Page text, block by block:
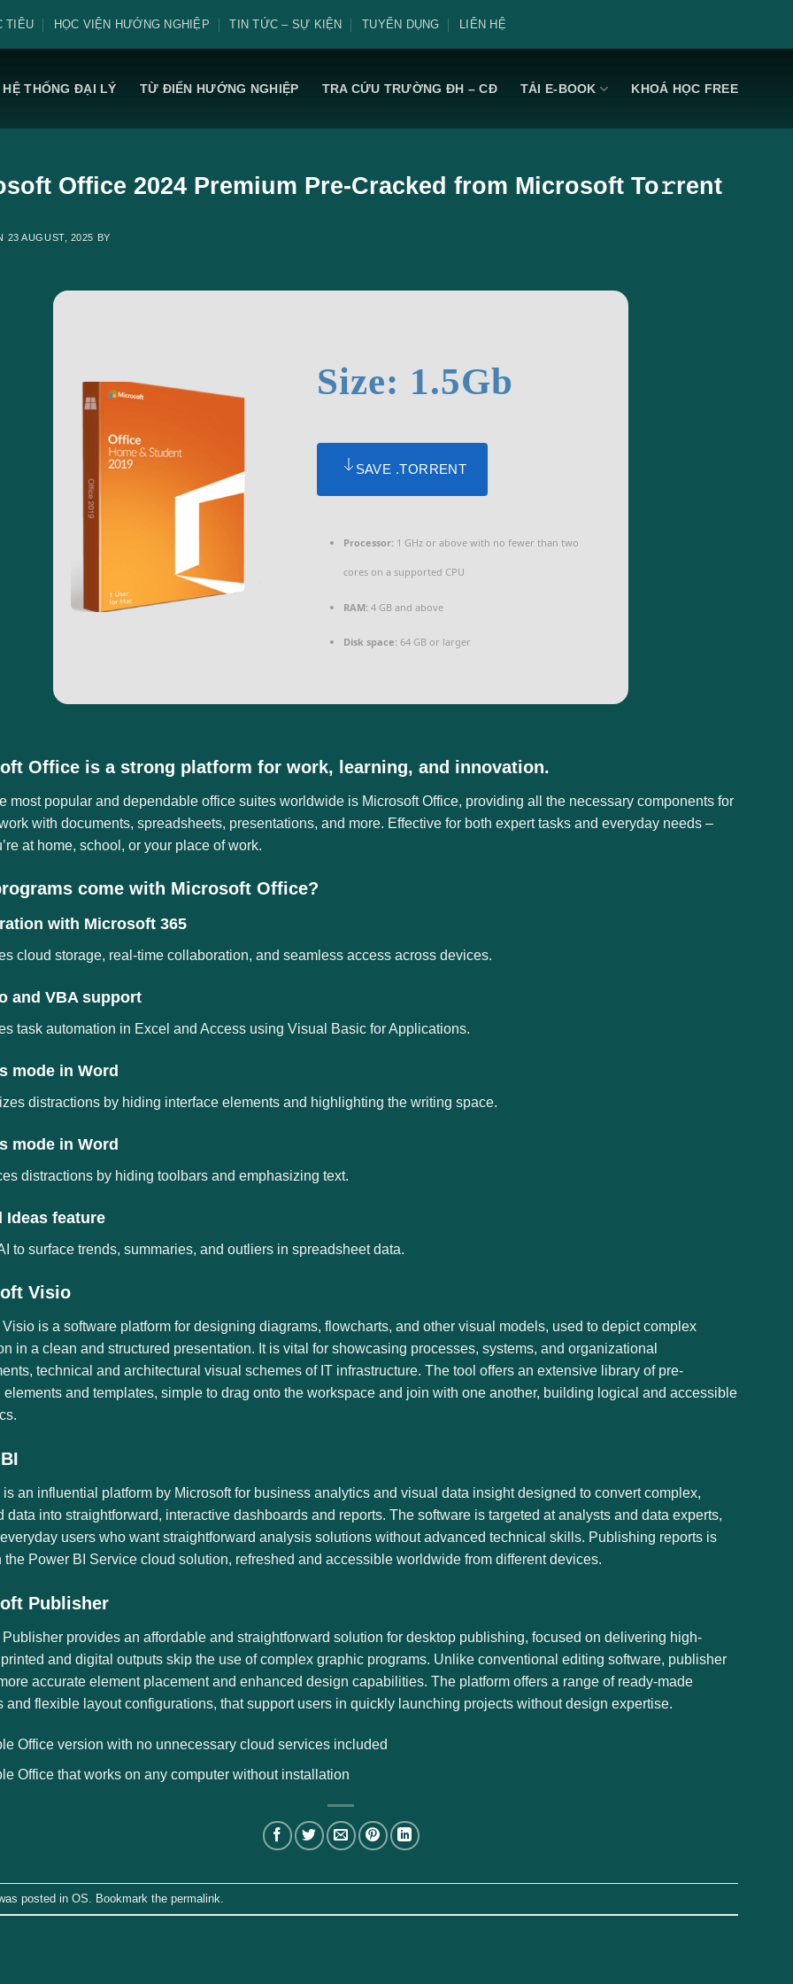
TIÊU HỌC VIỆN HƯỚNG NGHIỆP TIN TỨC – SỰ KIỆN TUYỂN DỤNG LIÊN HỆ
HỆ THỐNG ĐẠI LÝ TỪ ĐIỂN HƯỚNG NGHIỆP TRA CỨU TRƯỜNG ĐH – CĐ TẢI E-BOOK KHOÁ HỌC FREE
Office 2024 Premium Pre-Cracked from Microsoft To𝚛rent
23 AUGUST, 2025 BY
Size: 1.5Gb
SAVE .TORRENT
Processor:1 GHz or above with no fewer than two
cores on a supported CPU
RAM:4 GB and above
Disk space:64 GB or larger
Office is a strong platform for work, learning, and innovation.
most popular and dependable office suites worldwide is Microsoft Office, providing all the necessary components for
with documents, spreadsheets, presentations, and more. Effective for both expert tasks and everyday needs –
at home, school, or your place of work.
come with Microsoft Office?
with Microsoft 365
cloud storage, real-time collaboration, and seamless access across devices.
and VBA support
task automation in Excel and Access using Visual Basic for Applications.
mode in Word
distractions by hiding interface elements and highlighting the writing space.
mode in Word
distractions by hiding toolbars and emphasizing text.
Ideas feature
to surface trends, summaries, and outliers in spreadsheet data.
Visio
Visio is a software platform for designing diagrams, flowcharts, and other visual models, used to depict complex
in a clean and structured presentation. It is vital for showcasing processes, systems, and organizational
technical and architectural visual schemes of IT infrastructure. The tool offers an extensive library of pre-
elements and templates, simple to drag onto the workspace and join with one another, building logical and accessible
is an influential platform by Microsoft for business analytics and visual data insight designed to convert complex,
data into straightforward, interactive dashboards and reports. The software is targeted at analysts and data experts,
users who want straightforward analysis solutions without advanced technical skills. Publishing reports is
the Power BI Service cloud solution, refreshed and accessible worldwide from different devices.
Publisher
Publisher provides an affordable and straightforward solution for desktop publishing, focused on delivering high-
and digital outputs skip the use of complex graphic programs. Unlike conventional editing software, publisher
accurate element placement and enhanced design capabilities. The platform offers a range of ready-made
and flexible layout configurations, that support users in quickly launching projects without design expertise.
Office version with no unnecessary cloud services included
Office that works on any computer without installation
posted in OS . Bookmark the permalink